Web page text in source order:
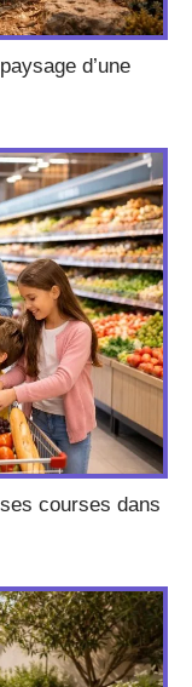
d’une
courses dans